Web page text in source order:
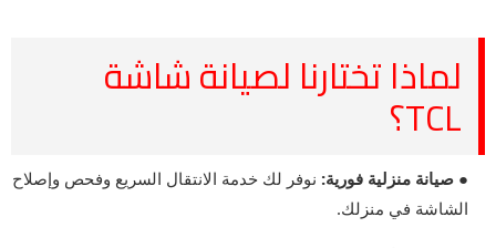
لماذا تختارنا لصيانة شاشة
TCL؟
● صيانة منزلية فورية: نوفر لك خدمة الانتقال السريع وفحص وإصلاح
الشاشة في منزلك.